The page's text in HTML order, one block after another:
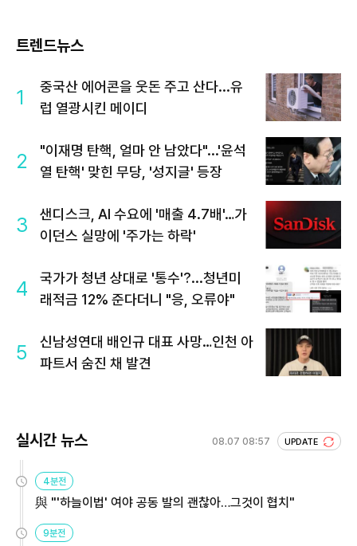
트렌드뉴스
1
중국산 에어콘을 웃돈 주고 산다...유
럽 열광시킨 메이디
2
"이재명 탄핵, 얼마 안 남았다"...'윤석
열 탄핵' 맞힌 무당, '성지글' 등장
3
샌디스크, AI 수요에 '매출 4.7배'…가
이던스 실망에 '주가는 하락'
4
국가가 청년 상대로 '통수'?...청년미
래적금 12% 준다더니 "응, 오류야"
5
신남성연대 배인규 대표 사망…인천 아
파트서 숨진 채 발견
실시간 뉴스 08.07 08:57 UPDATE
4분전
與 "'하늘이법' 여야 공동 발의 괜찮아…그것이 협치"
9분전